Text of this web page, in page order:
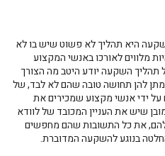
היא תהליך לא פשוט שיש בו לא
מלווים לאורכו באנשי המקצוע
תהליך השקעה יודע היטב מה הצורך
להן תחושה טובה שהם לא לבד, של
על ידי אנשי מקצוע שמכירים את
שיש את העניין המכובד של לוודא
את כל התשובות שהם מחפשים
בנוגע להשקעה המדוברת.